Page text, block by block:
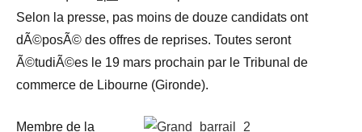
Selon la presse, pas moins de douze candidats ont
dÃ©posÃ© des offres de reprises. Toutes seront
Ã©tudiÃ©es le 19 mars prochain par le Tribunal de
commerce de Libourne (Gironde).
Membre de la